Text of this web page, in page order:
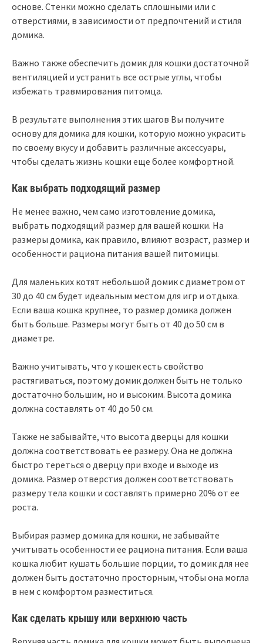
основе. Стенки можно сделать сплошными или с
отверстиями, в зависимости от предпочтений и стиля
домика.
Важно также обеспечить домик для кошки достаточной
вентиляцией и устранить все острые углы, чтобы
избежать травмирования питомца.
В результате выполнения этих шагов Вы получите
основу для домика для кошки, которую можно украсить
по своему вкусу и добавить различные аксессуары,
чтобы сделать жизнь кошки еще более комфортной.
Как выбрать подходящий размер
Не менее важно, чем само изготовление домика,
выбрать подходящий размер для вашей кошки. На
размеры домика, как правило, влияют возраст, размер и
особенности рациона питания вашей питомицы.
Для маленьких котят небольшой домик с диаметром от
30 до 40 см будет идеальным местом для игр и отдыха.
Если ваша кошка крупнее, то размер домика должен
быть больше. Размеры могут быть от 40 до 50 см в
диаметре.
Важно учитывать, что у кошек есть свойство
растягиваться, поэтому домик должен быть не только
достаточно большим, но и высоким. Высота домика
должна составлять от 40 до 50 см.
Также не забывайте, что высота дверцы для кошки
должна соответствовать ее размеру. Она не должна
быстро тереться о дверцу при входе и выходе из
домика. Размер отверстия должен соответствовать
размеру тела кошки и составлять примерно 20% от ее
роста.
Выбирая размер домика для кошки, не забывайте
учитывать особенности ее рациона питания. Если ваша
кошка любит кушать большие порции, то домик для нее
должен быть достаточно просторным, чтобы она могла
в нем с комфортом разместиться.
Как сделать крышу или верхнюю часть